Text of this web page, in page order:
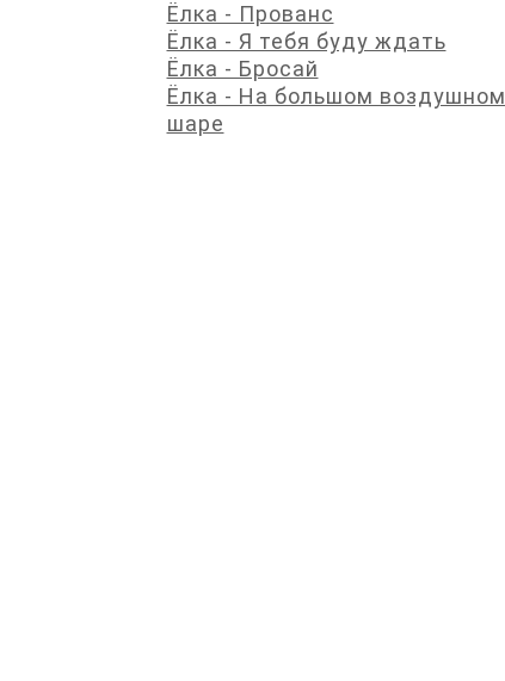
Ёлка - Прованс
Ёлка - Я тебя буду ждать
Ёлка - Бросай
Ёлка - На большом воздушном
шаре